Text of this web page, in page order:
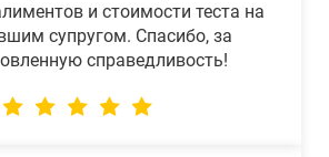
и стоимости теста на
супругом. Спасибо, за
справедливость!